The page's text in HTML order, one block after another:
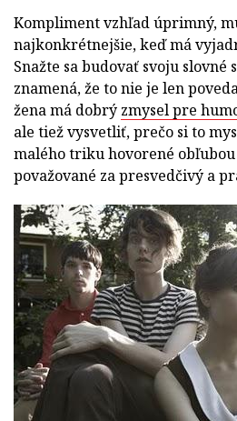
Kompliment vzhľad úprimný,
najkonkrétnejšie, keď má
Snažte sa budovať svoju slovné
znamená, že to nie je len
žena má dobrý zmysel pre
ale tiež vysvetliť, prečo si to
malého triku hovorené
považované za presvedčivý a